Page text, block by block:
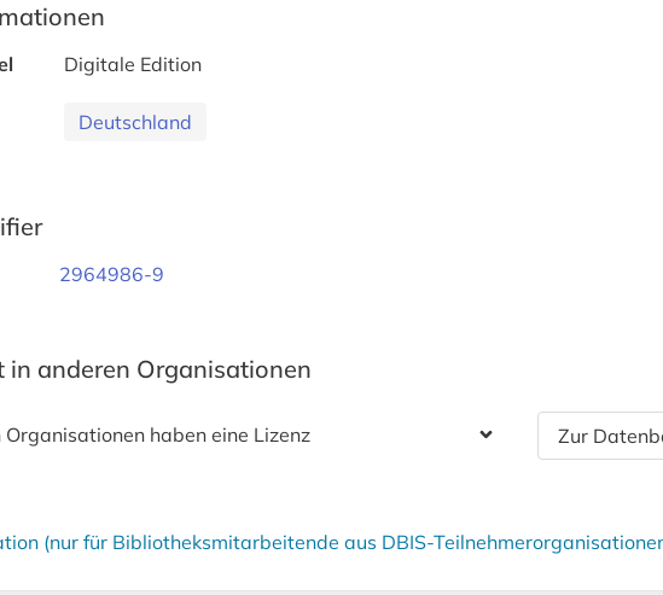
Digitale Edition
Deutschland
2964986-9
in anderen Organisationen
Organisationen haben eine Lizenz Zur
(nur für Bibliotheksmitarbeitende aus DBIS-